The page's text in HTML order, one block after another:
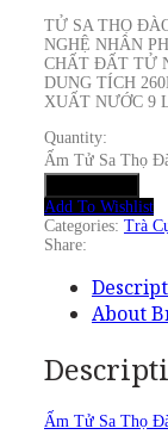
TỬ SA THỌ
NGHỆ NHÂN
CHẤT ĐẤT TỬ
DUNG TÍCH
XUẤT NƯỚC 9
Quantity:
Ấm Tử Sa Thọ
Add To Wishlist
Categories: Trà
Share:
About
Ấm Tử Sa Thọ